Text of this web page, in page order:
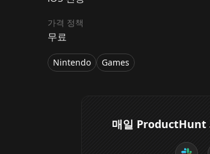
가격 정책
무료
Nintendo Games
매일 ProductHunt